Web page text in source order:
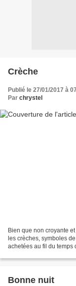
Crèche
Publié le 27/01/2017 à
Par chrystel
Bien que non croyante
les crèches, symboles
achetées au fil du temps
Bonne nuit